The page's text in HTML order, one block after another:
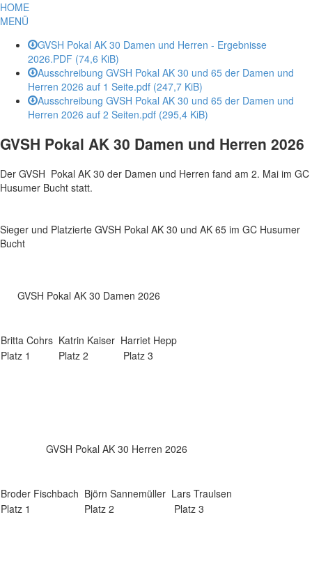
HOME
MENÜ
GVSH Pokal AK 30 Damen und Herren - Ergebnisse
2026.PDF (74,6 KiB)
Ausschreibung GVSH Pokal AK 30 und 65 der Damen und
Herren 2026 auf 1 Seite.pdf (247,7 KiB)
Ausschreibung GVSH Pokal AK 30 und 65 der Damen und
Herren 2026 auf 2 Seiten.pdf (295,4 KiB)
GVSH Pokal AK 30 Damen und Herren 2026
Der GVSH Pokal AK 30 der Damen und Herren fand am 2. Mai im GC
Husumer Bucht statt.
Sieger und Platzierte GVSH Pokal AK 30 und AK 65 im GC Husumer
Bucht
GVSH Pokal AK 30 Damen 2026
Britta Cohrs Katrin Kaiser Harriet Hepp
Platz 1
Platz 2 Platz 3
GVSH Pokal AK 30 Herren 2026
Broder Fischbach Björn Sannemüller Lars Traulsen
Platz 1
Platz 2 Platz 3